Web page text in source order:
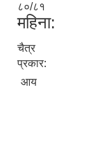
८०/८१
महिना:
चैत्र
प्रकार:
आय